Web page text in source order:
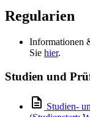
Regularien
Informationen
Sie hier.
Studien und
Studien-